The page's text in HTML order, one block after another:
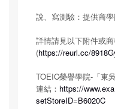
說、寫測驗：提供商學
詳情請見以下附件或
(https://reurl.cc/
TOEIC榮譽學院-「東
連結： https://
setStoreID=B6020C